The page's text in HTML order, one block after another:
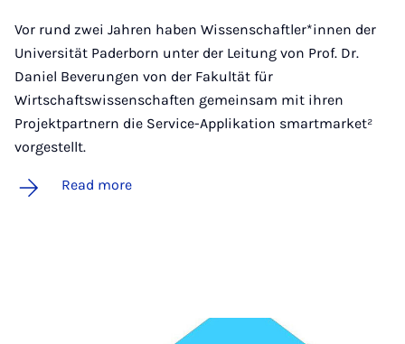
Vor rund zwei Jahren haben Wissenschaftler*innen der
Universität Paderborn unter der Leitung von Prof. Dr.
Daniel Beverungen von der Fakultät für
Wirtschaftswissenschaften gemeinsam mit ihren
Projektpartnern die Service-Applikation smartmarket²
vorgestellt.
Read more